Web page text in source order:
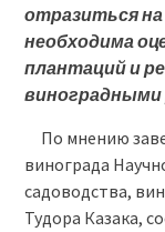
отразиться
необходима
плантаций и
виноградными
По мнению
винограда
садоводства,
Тудора Казака,